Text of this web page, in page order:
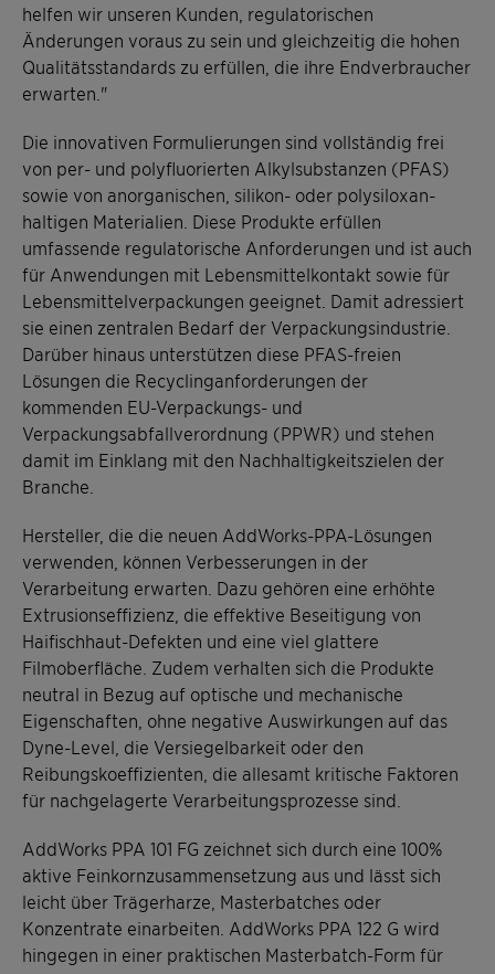
helfen wir unseren Kunden, regulatorischen
Änderungen voraus zu sein und gleichzeitig die hohen
Qualitätsstandards zu erfüllen, die ihre Endverbraucher
erwarten."
Die innovativen Formulierungen sind vollständig frei
von per- und polyfluorierten Alkylsubstanzen (PFAS)
sowie von anorganischen, silikon- oder polysiloxan-
haltigen Materialien. Diese Produkte erfüllen
umfassende regulatorische Anforderungen und ist auch
für Anwendungen mit Lebensmittelkontakt sowie für
Lebensmittelverpackungen geeignet. Damit adressiert
sie einen zentralen Bedarf der Verpackungsindustrie.
Darüber hinaus unterstützen diese PFAS-freien
Lösungen die Recyclinganforderungen der
kommenden EU-Verpackungs- und
Verpackungsabfallverordnung (PPWR) und stehen
damit im Einklang mit den Nachhaltigkeitszielen der
Branche.
Hersteller, die die neuen AddWorks-PPA-Lösungen
verwenden, können Verbesserungen in der
Verarbeitung erwarten. Dazu gehören eine erhöhte
Extrusionseffizienz, die effektive Beseitigung von
Haifischhaut-Defekten und eine viel glattere
Filmoberfläche. Zudem verhalten sich die Produkte
neutral in Bezug auf optische und mechanische
Eigenschaften, ohne negative Auswirkungen auf das
Dyne-Level, die Versiegelbarkeit oder den
Reibungskoeffizienten, die allesamt kritische Faktoren
für nachgelagerte Verarbeitungsprozesse sind.
AddWorks PPA 101 FG zeichnet sich durch eine 100%
aktive Feinkornzusammensetzung aus und lässt sich
leicht über Trägerharze, Masterbatches oder
Konzentrate einarbeiten. AddWorks PPA 122 G wird
hingegen in einer praktischen Masterbatch-Form für